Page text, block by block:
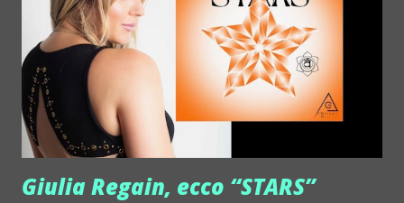
http://www.myspace.com/frostnorway Gonzales ::
http://www.myspace.com/gonzpiration Italian Laptop
Orchestra feat. Alessio Bertallot Jimmy Edgar ::
http://www.myspace.com/colorstrip Jon Hopkins ::
http://www.myspace.com/jonhopkins Le Luci della
Centrale Elettrica Loco Dice ::
http://www.myspace.com/locod...
Giulia Regain, ecco “STARS”